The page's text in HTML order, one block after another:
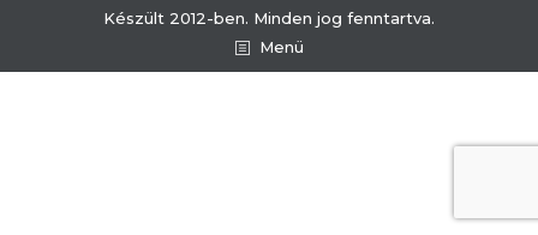
Készült 2012-ben. Minden jog fenntartva.
Menü